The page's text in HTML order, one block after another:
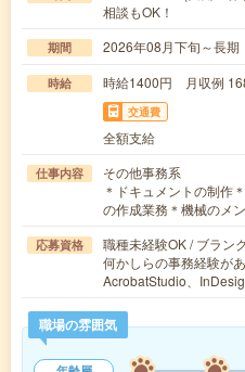
相談もOK！
期間 2026年08月下旬～長
時給 時給1400円 月収例
交通費
全額支給
仕事内容
その他事務系
＊ドキュメントの制作
の作成業務＊機械のメ
応募資格
職種未経験OK / ブラン
何かしらの事務経験が
AcrobatStudio、
職場の雰囲気